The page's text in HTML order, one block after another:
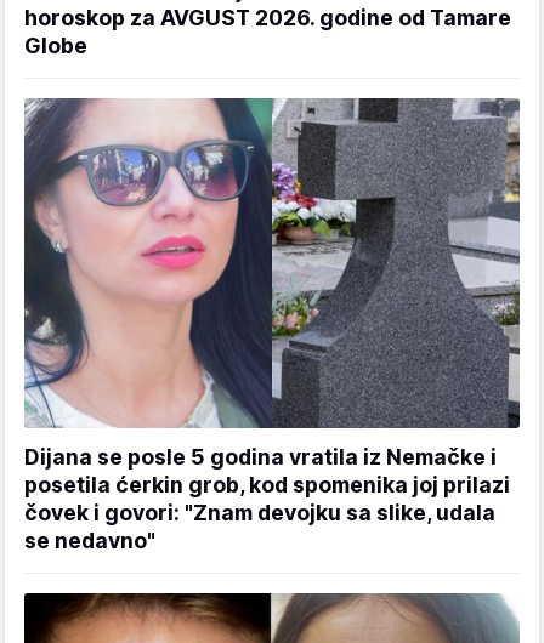
horoskop za AVGUST 2026. godine od Tamare
Globe
Dijana se posle 5 godina vratila iz Nemačke i
posetila ćerkin grob, kod spomenika joj prilazi
čovek i govori: "Znam devojku sa slike, udala
se nedavno"